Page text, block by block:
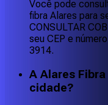
Você pode
fibra Alares para
CONSULTAR
seu CEP e
3914.
A Alares
cidade?